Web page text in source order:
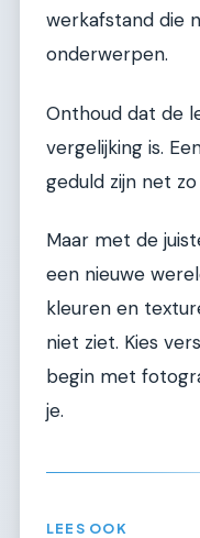
werkafstand die
onderwerpen.
Onthoud dat de
vergelijking is.
geduld zijn net
Maar met de
een nieuwe
kleuren en
niet ziet. Kies
begin met
je.
LEES OOK